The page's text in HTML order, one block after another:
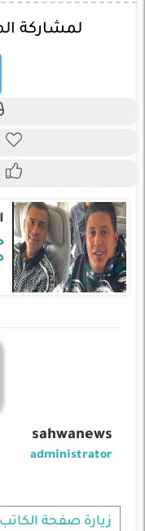
لمشاركة
sahwanews
administrator
زيارة صفحة الكاتب